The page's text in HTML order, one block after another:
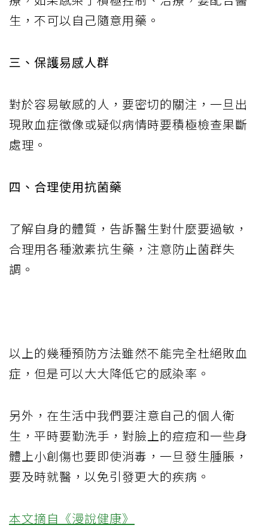
生，不可以自己隨意用藥。
三、保護易感人群
對於容易敏感的人，要密切的關注，一旦出
現敗血症徵像或疑似病情時要積極檢查果斷
處理。
四、合理使用抗菌藥
了解自身的體質，告訴醫生對什麼要過敏，
合理用各種激素抗生藥，注意防止菌群失
調。
以上的幾種預防方法雖然不能完全杜絕敗血
症，但是可以大大降低它的感染率。
另外，在生活中我們要注意自己的個人衛
生，平時要勤洗手，對臉上的痘痘和一些身
體上小創傷也要即使消毒，一旦發生腫脹，
要及時就醫，以免引發更大的疾病。
本文摘自《漫說健康》